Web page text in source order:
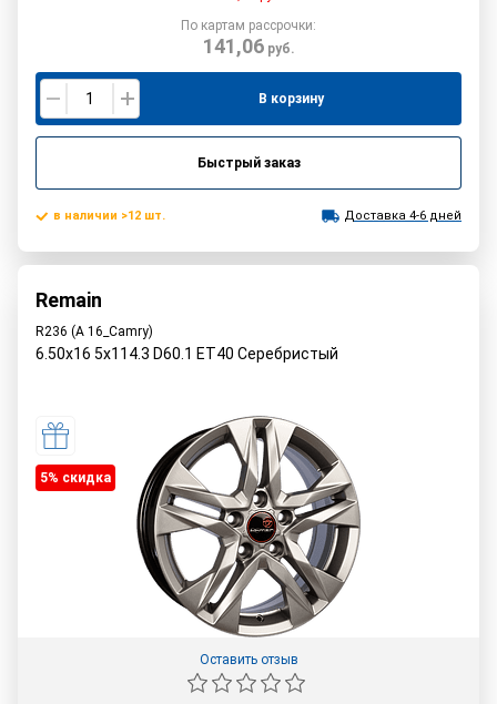
По картам рассрочки:
141,06руб.
В корзину
Быстрый заказ
в наличии >12 шт. Доставка 4-6 дней
Remain
R236 (A 16_Camry)
6.50x16 5x114.3 D60.1 ET40 Серебристый
5% cкидка
Оставить отзыв